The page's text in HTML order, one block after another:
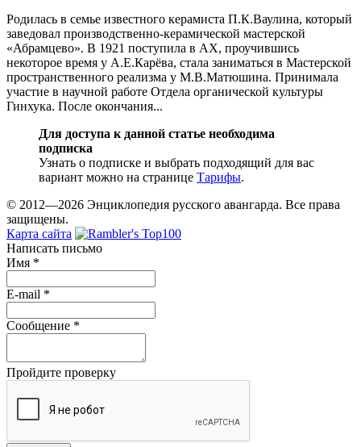
Родилась в семье известного керамиста П.К.Ваулина, который
заведовал производственно-керамической мастерской
«Абрамцево». В 1921 поступила в АХ, проучившись
некоторое время у А.Е.Карёва, стала заниматься в Мастерской
пространственного реализма у М.В.Матюшина. Принимала
участие в научной работе Отдела органической культуры
Гинхука. После окончания...
Для доступа к данной статье необходима
подписка
Узнать о подписке и выбрать подходящий для вас
вариант можно на странице Тарифы.
© 2012—2026 Энциклопедия русского авангарда. Все права
защищены.
Карта сайта
Написать письмо
Имя *
E-mail *
Сообщение *
Пройдите проверку